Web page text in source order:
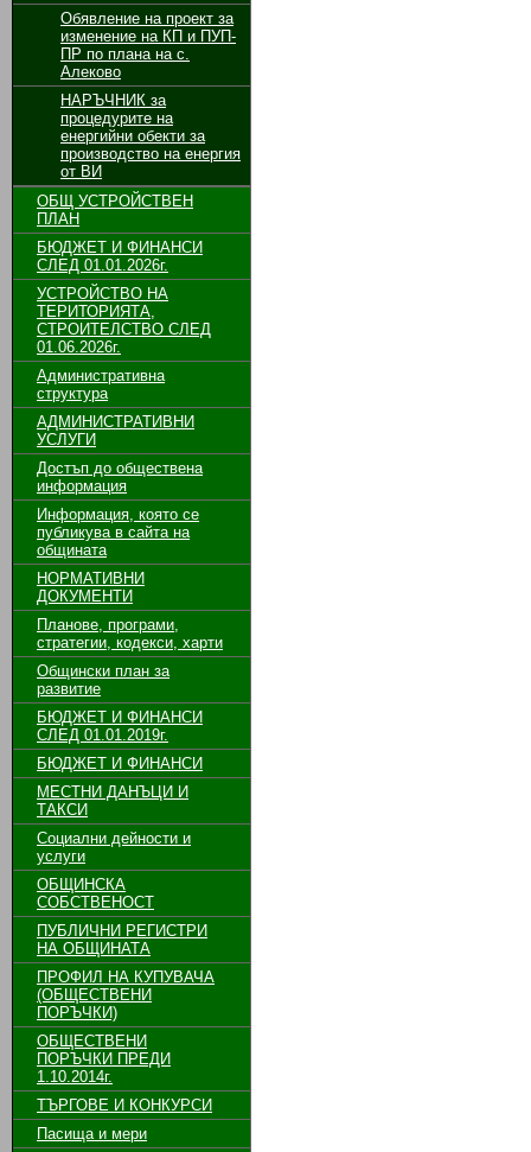
Обявление на проект за
изменение на КП и ПУП-
ПР по плана на с.
Алеково
НАРЪЧНИК за
процедурите на
енергийни обекти за
производство на енергия
от ВИ
ОБЩ УСТРОЙСТВЕН
ПЛАН
БЮДЖЕТ И ФИНАНСИ
СЛЕД 01.01.2026г.
УСТРОЙСТВО НА
ТЕРИТОРИЯТА,
СТРОИТЕЛСТВО СЛЕД
01.06.2026г.
Административна
структура
АДМИНИСТРАТИВНИ
УСЛУГИ
Достъп до обществена
информация
Информация, която се
публикува в сайта на
общината
НОРМАТИВНИ
ДОКУМЕНТИ
Планове, програми,
стратегии, кодекси, харти
Общински план за
развитие
БЮДЖЕТ И ФИНАНСИ
СЛЕД 01.01.2019г.
БЮДЖЕТ И ФИНАНСИ
МЕСТНИ ДАНЪЦИ И
ТАКСИ
Социални дейности и
услуги
ОБЩИНСКА
СОБСТВЕНОСТ
ПУБЛИЧНИ РЕГИСТРИ
НА ОБЩИНАТА
ПРОФИЛ НА КУПУВАЧА
(ОБЩЕСТВЕНИ
ПОРЪЧКИ)
ОБЩЕСТВЕНИ
ПОРЪЧКИ ПРЕДИ
1.10.2014г.
ТЪРГОВЕ И КОНКУРСИ
Пасища и мери